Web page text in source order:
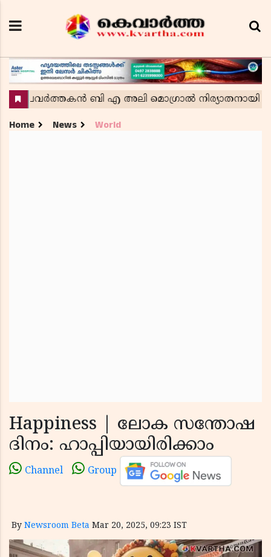
Home News World
Happiness | ലോക സന്തോഷ
ദിനം: ഹാപ്പിയായിരിക്കാം
Channel Group
By Newsroom Beta Mar 20, 2025, 09:23 IST